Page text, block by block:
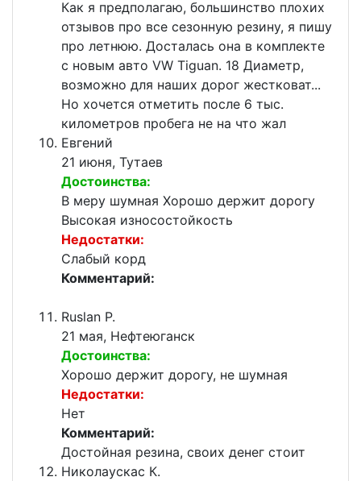
Как я предполагаю, большинство плохих
отзывов про все сезонную резину, я пишу
про летнюю. Досталась она в комплекте
с новым авто VW Tiguan. 18 Диаметр,
возможно для наших дорог жестковат...
Но хочется отметить после 6 тыс.
километров пробега не на что жал
Евгений
21 июня, Тутаев
Достоинства:
В меру шумная Хорошо держит дорогу
Высокая износостойкость
Недостатки:
Слабый корд
Комментарий:
Ruslan P.
21 мая, Нефтеюганск
Достоинства:
Хорошо держит дорогу, не шумная
Недостатки:
Нет
Комментарий:
Достойная резина, своих денег стоит
Николаускас К.